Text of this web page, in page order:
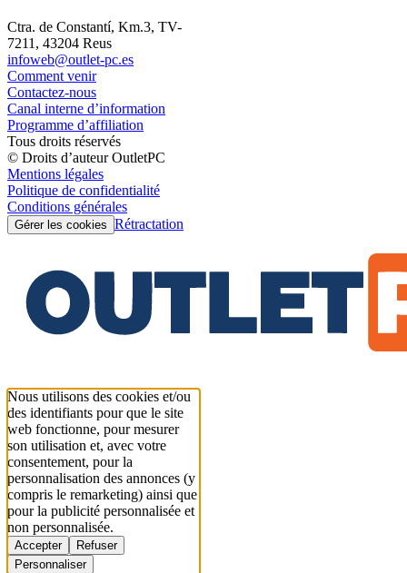
Ctra. de Constantí, Km.3, TV-
7211, 43204 Reus
infoweb@outlet-pc.es
Comment venir
Contactez-nous
Canal interne d’information
Programme d’affiliation
Tous droits réservés
© Droits d’auteur OutletPC
Mentions légales
Politique de confidentialité
Conditions générales
Gérer les cookies Rétractation
Nous utilisons des cookies et/ou
des identifiants pour que le site
web fonctionne, pour mesurer
son utilisation et, avec votre
consentement, pour la
personnalisation des annonces (y
compris le remarketing) ainsi que
pour la publicité personnalisée et
non personnalisée.
Accepter
Refuser
Personnaliser